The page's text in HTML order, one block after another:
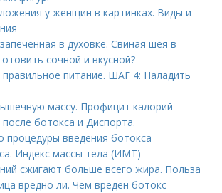
у женщин в картинках. Виды и
в духовке. Свиная шея в
сочной и вкусной?
правильное питание. ШАГ 4: Наладить
массу. Профицит калорий
ботокса и Диспорта.
процедуры введения ботокса
Индекс массы тела (ИМТ)
сжигают больше всего жира. Польза
вредно ли. Чем вреден ботокс